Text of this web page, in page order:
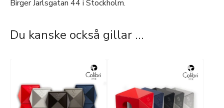
Birger Jarlsgatan 44 i Stockholm.
Du kanske också gillar …